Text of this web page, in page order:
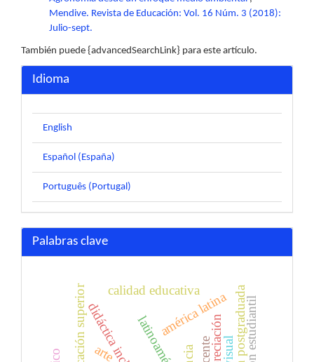
Mendive. Revista de Educación: Vol. 16 Núm. 3 (2018):
Julio-sept.
También puede {advancedSearchLink} para este artículo.
Idioma
English
Español (España)
Português (Portugal)
Palabras clave
educación superior américa latina
calidad educativa
arte apreciación